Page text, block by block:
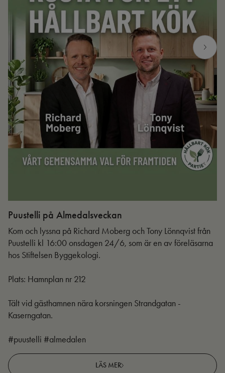
Puustelli på Almedalsveckan
Kom och lyssna på Richard Moberg och Tony Lönnqvist från
Puustelli kl 16:00 onsdagen 24/6, som är en av föreläsarna
hos Stiftelsen Byggekologi.
Plats: Hamnplan nr 212
Tält vid gästhamnen nära korsningen Strandgatan -
Kaserngatan.
#puustelli #almedalen
LÄS MER